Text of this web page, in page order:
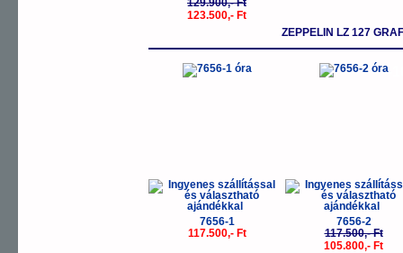
129.900,- Ft
123.500,- Ft
ZEPPELIN LZ 127
7656-1
117.500,- Ft
-
7656-2
117.500,- Ft
105.800,- Ft